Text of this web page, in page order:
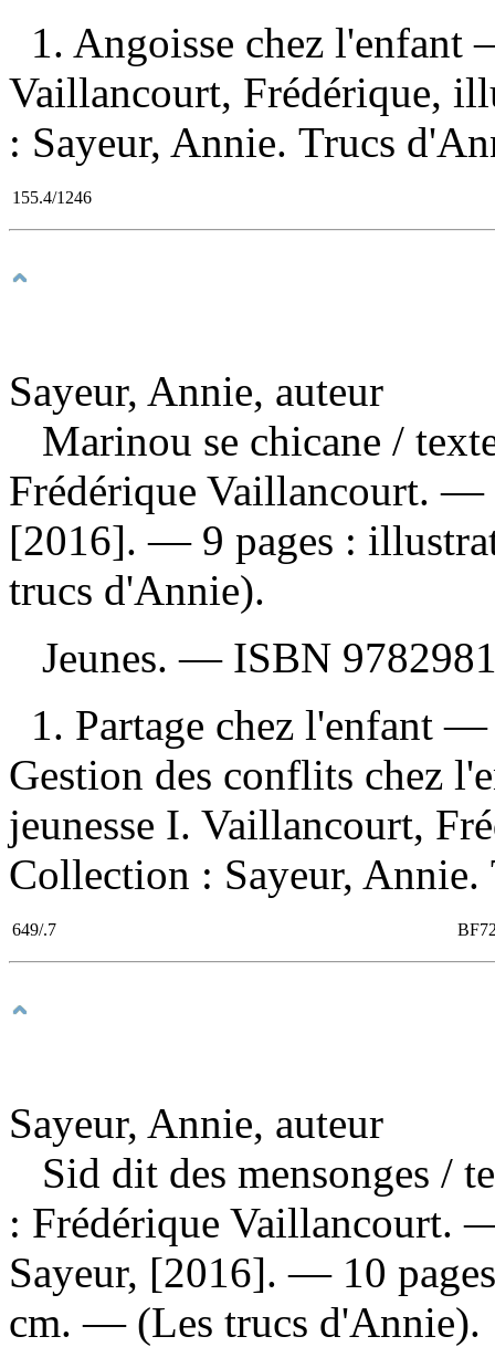
1. Angoisse chez l'enfant
Vaillancourt, Frédérique,
: Sayeur, Annie. Trucs
155.4/1246
Sayeur, Annie, auteur
Marinou se chicane /
Frédérique Vaillancourt. —
[2016]. — 9 pages :
trucs d'Annie).
Jeunes. — ISBN
1. Partage chez l'enfant
Gestion des conflits chez
jeunesse I. Vaillancourt,
Collection : Sayeur,
649/.7
Sayeur, Annie, auteur
Sid dit des mensonges /
: Frédérique Vaillancourt.
Sayeur, [2016]. — 10
cm. — (Les trucs d'Annie).